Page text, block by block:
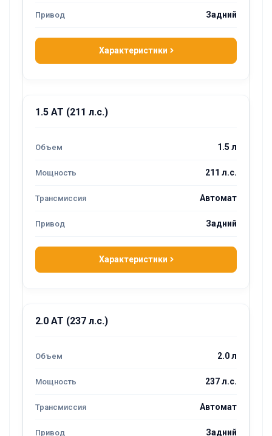
Задний
Характеристики
1.5 AT (211 л.с.)
1.5 л
211 л.с.
Автомат
Задний
Характеристики
2.0 AT (237 л.с.)
2.0 л
237 л.с.
Автомат
Задний